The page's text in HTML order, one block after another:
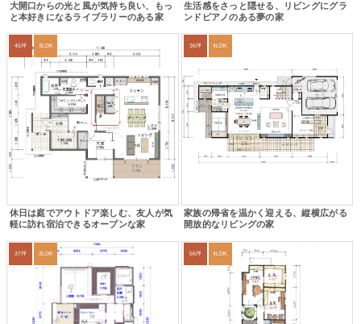
大開口からの光と風が気持ち良い、もっ
と本好きになるライブラリーのある家
生活感をさっと隠せる、リビングにグラ
ンドピアノのある夢の家
45坪 3LDK
休日は庭でアウトドア楽しむ、友人が気
軽に訪れ宿泊できるオープンな家
36坪 4LDK
家族の帰省を温かく迎える、縦横広がる
開放的なリビングの家
37坪 3LDK 56坪 4LDK